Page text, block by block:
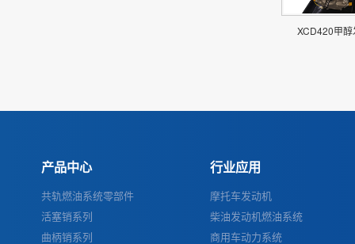
XCD420甲
产品中心
共轨燃油系统零部件
活塞销系列
曲柄销系列
行业应用
摩托车发动机
柴油发动机燃油系统
商用车动力系统